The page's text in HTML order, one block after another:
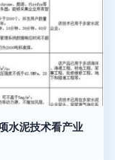
水泥技术看产业